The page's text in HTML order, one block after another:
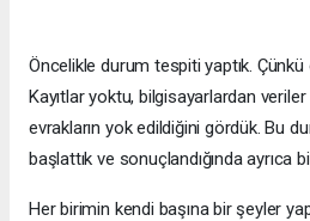
Öncelikle durum tespiti yaptık.
Kayıtlar yoktu, bilgisayarlardan
evrakların yok edildiğini gördük. Bu
başlattık ve sonuçlandığında ayrıca
Her birimin kendi başına bir şeyler